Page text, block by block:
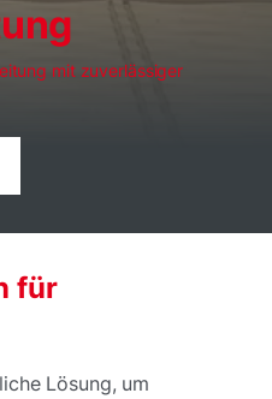
mit zuverlässiger
für
Lösung, um